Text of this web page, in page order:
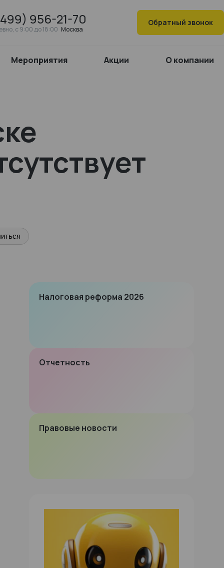
956-21-70
c 9:00 до 18:00 Москва
Обратный звонок
Мероприятия Акции О компании
Налоговая реформа 2026
Отчетность
Правовые новости